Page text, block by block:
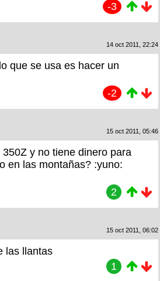
-3
14 oct 2011, 22:24
que se usa es hacer un
-2
15 oct 2011, 05:46
y no tiene dinero para
en las montañas? :yuno:
2
15 oct 2011, 06:02
las llantas
1